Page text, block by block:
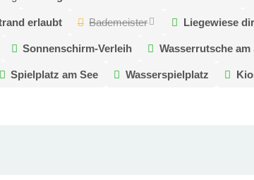
erlaubt Bademeister Liegewiese
Sonnenschirm-Verleih Wasserrutsche am
Spielplatz am See Wasserspielplatz